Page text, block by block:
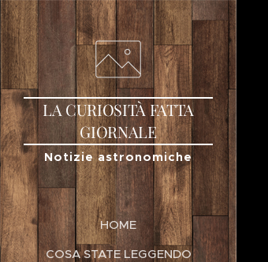
LA CURIOSITÀ FATTA
GIORNALE
Notizie astronomiche
HOME
COSA STATE LEGGENDO